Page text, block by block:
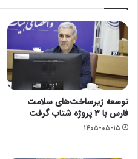
توسعه زیرساخت‌های سلامت
فارس با ۳ پروژه شتاب گرفت
۱۴۰۵-۰۵-۱۵